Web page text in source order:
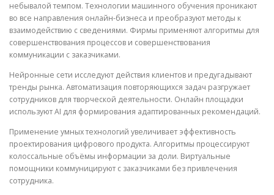
небывалой темпом. Технологии машинного обучения проникают
во все направления онлайн-бизнеса и преобразуют методы к
взаимодействию с сведениями. Фирмы применяют алгоритмы для
совершенствования процессов и совершенствования
коммуникации с заказчиками.
Нейронные сети исследуют действия клиентов и предугадывают
тренды рынка. Автоматизация повторяющихся задач разгружает
сотрудников для творческой деятельности. Онлайн площадки
используют AI для формирования адаптированных рекомендаций.
Применение умных технологий увеличивает эффективность
проектирования цифрового продукта. Алгоритмы процессируют
колоссальные объёмы информации за доли. Виртуальные
помощники коммуницируют с заказчиками без привлечения
сотрудника.